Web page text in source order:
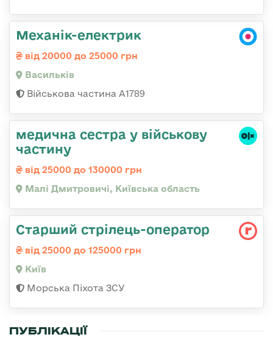
Механік-електрик
від 20000 до 25000 грн
Васильків
Військова частина А1789
медична сестра у військову
частину
від 25000 до 130000 грн
Малі Дмитровичі, Київська область
Стаpший стpілець-опеpатоp
від 25000 до 125000 грн
Київ
Морська Піхота ЗСУ
ПУБЛІКАЦІЇ